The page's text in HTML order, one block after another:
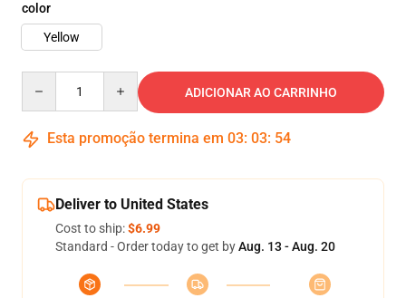
color
Yellow
ADICIONAR AO CARRINHO
Esta promoção termina em 03: 03: 53
Deliver to United States
Cost to ship:$6.99
Standard - Order today to get byAug. 13 - Aug. 20